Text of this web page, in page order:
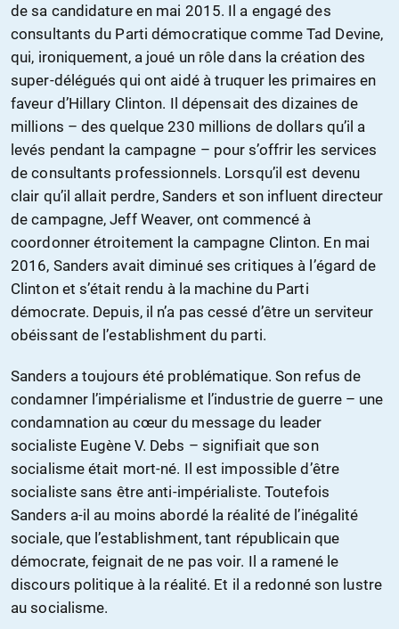
de sa candidature en mai 2015. Il a engagé des
consultants du Parti démocratique comme Tad Devine,
qui, ironiquement, a joué un rôle dans la création des
super-délégués qui ont aidé à truquer les primaires en
faveur d’Hillary Clinton. Il dépensait des dizaines de
millions – des quelque 230 millions de dollars qu’il a
levés pendant la campagne – pour s’offrir les services
de consultants professionnels. Lorsqu’il est devenu
clair qu’il allait perdre, Sanders et son influent directeur
de campagne, Jeff Weaver, ont commencé à
coordonner étroitement la campagne Clinton. En mai
2016, Sanders avait diminué ses critiques à l’égard de
Clinton et s’était rendu à la machine du Parti
démocrate. Depuis, il n’a pas cessé d’être un serviteur
obéissant de l’establishment du parti.
Sanders a toujours été problématique. Son refus de
condamner l’impérialisme et l’industrie de guerre – une
condamnation au cœur du message du leader
socialiste Eugène V. Debs – signifiait que son
socialisme était mort-né. Il est impossible d’être
socialiste sans être anti-impérialiste. Toutefois
Sanders a-il au moins abordé la réalité de l’inégalité
sociale, que l’establishment, tant républicain que
démocrate, feignait de ne pas voir. Il a ramené le
discours politique à la réalité. Et il a redonné son lustre
au socialisme.